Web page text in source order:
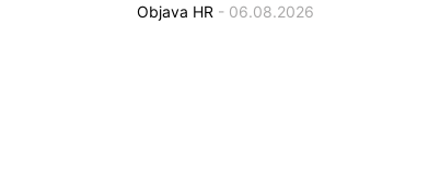
Objava HR - 06.08.2026